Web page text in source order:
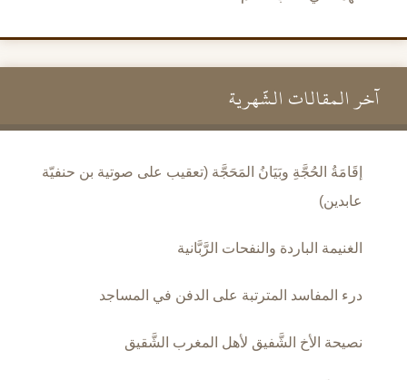
آخر المقالات الشَّهرية
إقَامَةُ الحُجَّةِ وبَيَانُ المَحَجَّة (تعقيب على صوتية بن حنفيّة
عابدين)
الغنيمة الباردة والنفحات الرَّبَّانية
درء المفاسد المترتبة على الدفن في المساجد
نصيحة الأخ الشَّفيق لأهل المغرب الشَّقيق